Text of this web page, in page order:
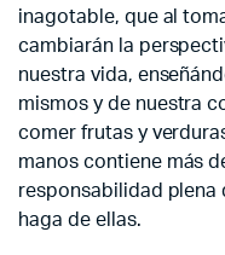
inagotable, que al
cambiarán la
nuestra vida,
mismos y de nuestra
comer frutas y
manos contiene más
responsabilidad plena
haga de ellas.